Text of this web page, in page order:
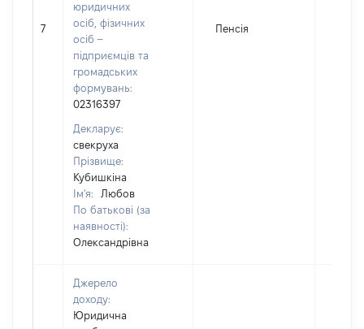
7
юридичних
осіб, фізичних
осіб –
підприємців та
громадських
формувань:
02316397
Декларує:
свекруха
Прізвище:
Кубишкіна
Ім'я:
Любов
По батькові (за
наявності):
Олександрівна
Пенсія
Джерело
доходу:
Юридична